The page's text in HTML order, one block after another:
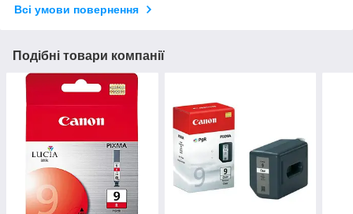
Всі умови повернення
Подібні товари компанії